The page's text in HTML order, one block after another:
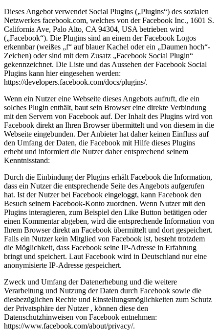
Dieses Angebot verwendet Social Plugins („Plugins“) des sozialen
Netzwerkes facebook.com, welches von der Facebook Inc., 1601 S.
California Ave, Palo Alto, CA 94304, USA betrieben wird
(„Facebook“). Die Plugins sind an einem der Facebook Logos
erkennbar (weißes „f“ auf blauer Kachel oder ein „Daumen hoch“-
Zeichen) oder sind mit dem Zusatz „Facebook Social Plugin“
gekennzeichnet. Die Liste und das Aussehen der Facebook Social
Plugins kann hier eingesehen werden:
https://developers.facebook.com/docs/plugins/.
Wenn ein Nutzer eine Webseite dieses Angebots aufruft, die ein
solches Plugin enthält, baut sein Browser eine direkte Verbindung
mit den Servern von Facebook auf. Der Inhalt des Plugins wird von
Facebook direkt an Ihren Browser übermittelt und von diesem in die
Webseite eingebunden. Der Anbieter hat daher keinen Einfluss auf
den Umfang der Daten, die Facebook mit Hilfe dieses Plugins
erhebt und informiert die Nutzer daher entsprechend seinem
Kenntnisstand:
Durch die Einbindung der Plugins erhält Facebook die Information,
dass ein Nutzer die entsprechende Seite des Angebots aufgerufen
hat. Ist der Nutzer bei Facebook eingeloggt, kann Facebook den
Besuch seinem Facebook-Konto zuordnen. Wenn Nutzer mit den
Plugins interagieren, zum Beispiel den Like Button betätigen oder
einen Kommentar abgeben, wird die entsprechende Information von
Ihrem Browser direkt an Facebook übermittelt und dort gespeichert.
Falls ein Nutzer kein Mitglied von Facebook ist, besteht trotzdem
die Möglichkeit, dass Facebook seine IP-Adresse in Erfahrung
bringt und speichert. Laut Facebook wird in Deutschland nur eine
anonymisierte IP-Adresse gespeichert.
Zweck und Umfang der Datenerhebung und die weitere
Verarbeitung und Nutzung der Daten durch Facebook sowie die
diesbezüglichen Rechte und Einstellungsmöglichkeiten zum Schutz
der Privatsphäre der Nutzer , können diese den
Datenschutzhinweisen von Facebook entnehmen:
https://www.facebook.com/about/privacy/.